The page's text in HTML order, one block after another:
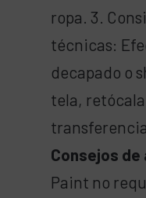
ropa. 3.
técnicas:
decapado o
tela,
Consejos
Paint no